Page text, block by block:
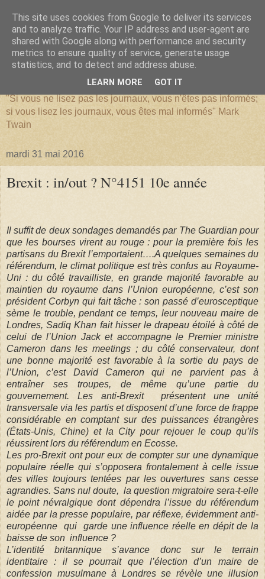
SERIATIM
"Si vous ne lisez pas les journaux, vous n'êtes pas informés;
si vous lisez les journaux, vous êtes mal informés" Mark
Twain
mardi 31 mai 2016
Brexit : in/out ? N°4151 10e année
Il suffit de deux sondages demandés par The Guardian pour
que les bourses virent au rouge : pour la première fois les
partisans du Brexit l’emportaient….A quelques semaines du
référendum, le climat politique est très confus au Royaume-
Uni : du côté travailliste, en grande majorité favorable au
maintien du royaume dans l’Union européenne, c’est son
président Corbyn qui fait tâche : son passé d’eurosceptique
sème le trouble, pendant ce temps, leur nouveau maire de
Londres, Sadiq Khan fait hisser le drapeau étoilé à côté de
celui de l’Union Jack et accompagne le Premier ministre
Cameron dans les meetings ; du côté conservateur, dont
une bonne majorité est favorable à la sortie du pays de
l’Union, c’est David Cameron qui ne parvient pas à
entraîner ses troupes, de même qu’une partie du
gouvernement. Les anti-Brexit
présentent une unité
transversale via les partis et disposent d’une force de frappe
considérable en comptant sur des puissances étrangères
(États-Unis, Chine) et la City pour rejouer le coup qu’ils
réussirent lors du référendum en Ecosse.
Les pro-Brexit ont pour eux de compter sur une dynamique
populaire réelle qui s’opposera frontalement à celle issue
des villes toujours tentées par les ouvertures sans cesse
agrandies. Sans nul doute, la question migratoire sera-t-elle
le point névralgique dont dépendra l’issue du référendum
aidée par la presse populaire, par réflexe, évidemment anti-
européenne
qui
garde une influence réelle en dépit de la
baisse de son influence ?
L’identité britannique s’avance donc sur le terrain
identitaire : il se pourrait que l’élection d’un maire de
confession musulmane à Londres se révèle une illusion
This site uses cookies from Google to deliver its services
and to analyze traffic. Your IP address and user-agent are
shared with Google along with performance and security
metrics to ensure quality of service, generate usage
statistics, and to detect and address abuse.
LEARN MORE GOT IT